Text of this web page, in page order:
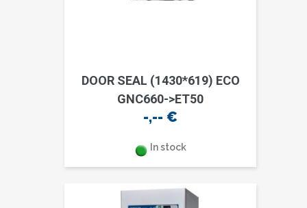
DOOR SEAL (1430*619) ECO
GNC660->ET50
-,-- €
In stock